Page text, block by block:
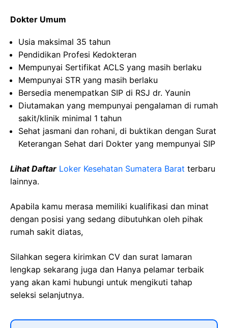
Dokter Umum
Usia maksimal 35 tahun
Pendidikan Profesi Kedokteran
Mempunyai Sertifikat ACLS yang masih berlaku
Mempunyai STR yang masih berlaku
Bersedia menempatkan SIP di RSJ dr. Yaunin
Diutamakan yang mempunyai pengalaman di rumah
sakit/klinik minimal 1 tahun
Sehat jasmani dan rohani, di buktikan dengan Surat
Keterangan Sehat dari Dokter yang mempunyai SIP
Lihat Daftar Loker Kesehatan Sumatera Barat terbaru
lainnya.
Apabila kamu merasa memiliki kualifikasi dan minat
dengan posisi yang sedang dibutuhkan oleh pihak
rumah sakit diatas,
Silahkan segera kirimkan CV dan surat lamaran
lengkap sekarang juga dan Hanya pelamar terbaik
yang akan kami hubungi untuk mengikuti tahap
seleksi selanjutnya.